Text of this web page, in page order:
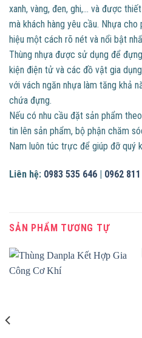
xanh, vàng, đen, ghi,… và được
mà khách hàng yêu cầu. Nhựa
hiệu một cách rõ nét và nổi bật
Thùng nhựa được sử dụng để
kiện điện tử và các đồ vật gia
với vách ngăn nhựa làm tăng khả
chứa đựng.
Nếu có nhu cầu đặt sản phẩm
tin lên sản phẩm, bộ phận chăm
Nam luôn túc trực để giúp đỡ quý
Liên hệ: 0983 535 646 | 0962
SẢN PHẨM TƯƠNG TỰ